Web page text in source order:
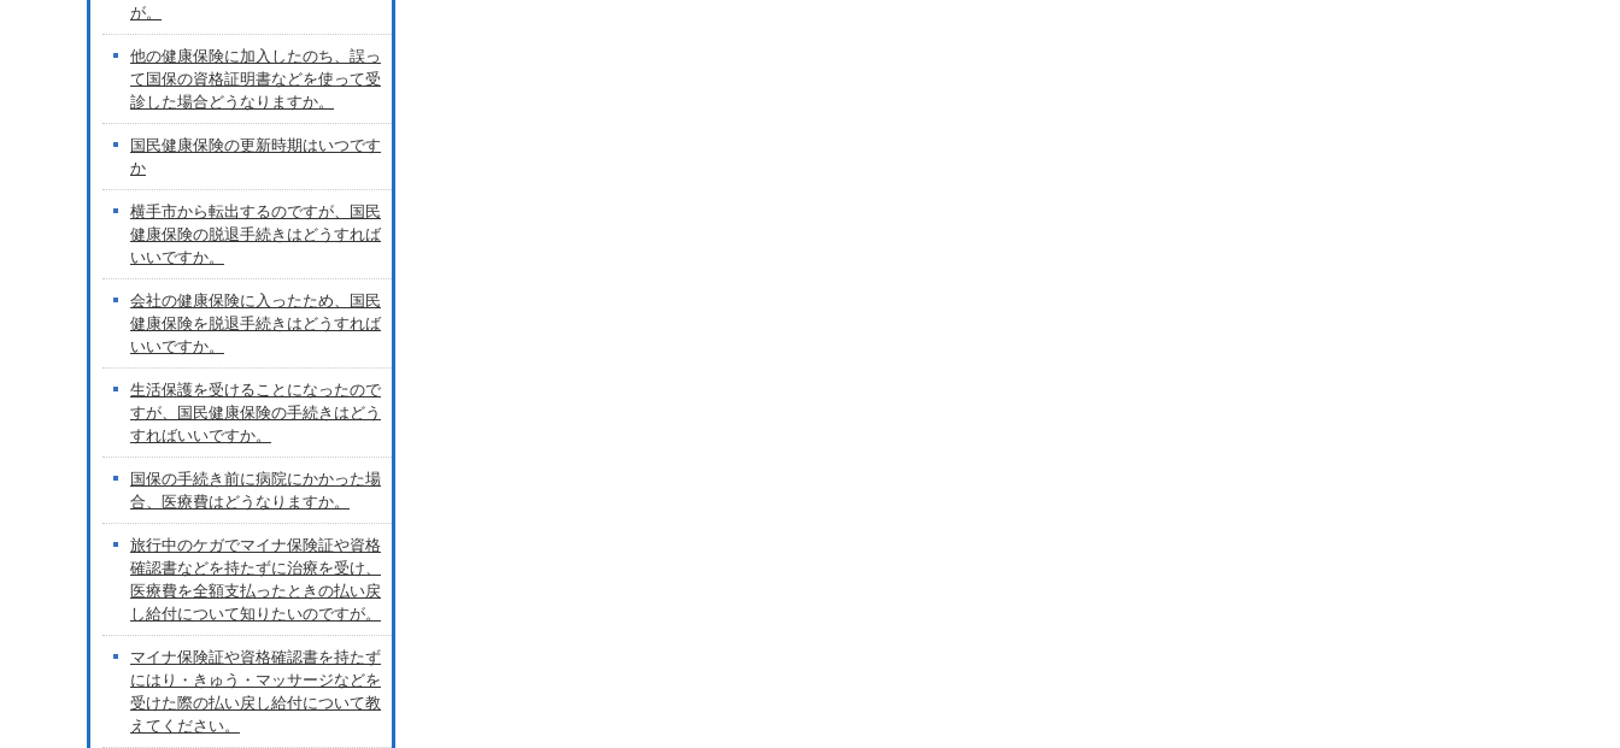
が。
他の健康保険に加入したのち、誤っ
て国保の資格証明書などを使って受
診した場合どうなりますか。
国民健康保険の更新時期はいつです
か
横手市から転出するのですが、国民
健康保険の脱退手続きはどうすれば
いいですか。
会社の健康保険に入ったため、国民
健康保険を脱退手続きはどうすれば
いいですか。
生活保護を受けることになったので
すが、国民健康保険の手続きはどう
すればいいですか。
国保の手続き前に病院にかかった場
合、医療費はどうなりますか。
旅行中のケガでマイナ保険証や資格
確認書などを持たずに治療を受け、
医療費を全額支払ったときの払い戻
し給付について知りたいのですが。
マイナ保険証や資格確認書を持たず
にはり・きゅう・マッサージなどを
受けた際の払い戻し給付について教
えてください。